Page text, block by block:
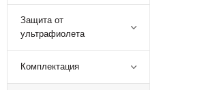
Защита от
ультрафиолета
Комплектация